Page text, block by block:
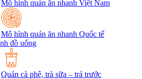
Mô hình quán ăn nhanh Việt Nam
Mô hình quán ăn nhanh Quốc tế
đồ uống
Quán cà phê, trà sữa – trả trước